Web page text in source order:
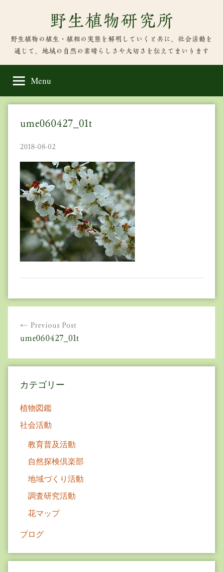
content
野生植物研究所
野生植物の植生・植相の実態を解明していくと共に、社会活動を
通じて、地域の自然の素晴らしさや大切さを伝えてまいります
Menu
ume060427_01t
2018-08-02
ビ
ー
シ
Previous Post
ume060427_01t
カテゴリー
植物図鑑
社会活動
教育普及活動
自然探検倶楽部
地域づくり活動
調査研究活動
花マップ
ブログ